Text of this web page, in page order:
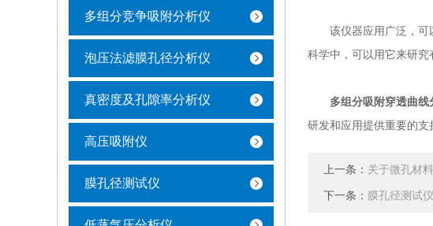
多组分竞争吸附分析仪
泡压法滤膜孔径分析仪
真密度及孔隙率分析仪
高压吸附仪
膜孔径测试仪
该仪器应用广泛，可以
科学中，可以用它来研究
多组分吸附穿透曲线
研发和应用提供重要的支
上一条： 关于微孔材
下一条： 膜孔径测试